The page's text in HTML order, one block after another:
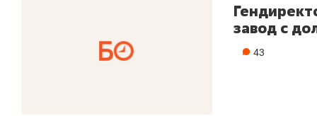
завод с
43